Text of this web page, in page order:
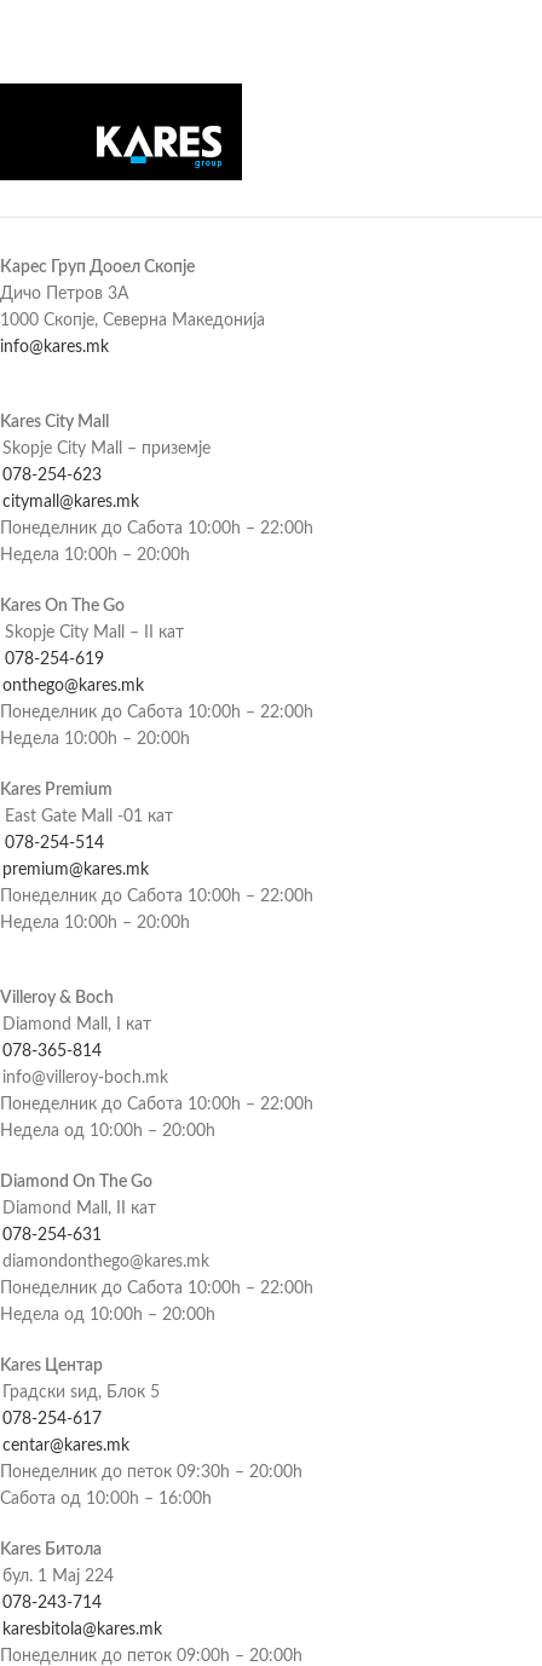
Карес Груп Дооел Скопје
Дичо Петров 3А
1000 Скопје, Северна Македонија
info@kares.mk
Kares City Mall
Skopje City Mall – приземје
078-254-623
citymall@kares.mk
Понеделник до Сабота 10:00h – 22:00h
Недела 10:00h – 20:00h
Kares On The Go
Skopje City Mall – II кат
078-254-619
onthego@kares.mk
Понеделник до Сабота 10:00h – 22:00h
Недела 10:00h – 20:00h
Kares Premium
East Gate Mall -01 кат
078-254-514
premium@kares.mk
Понеделник до Сабота 10:00h – 22:00h
Недела 10:00h – 20:00h
Villeroy & Boch
Diamond Mall, I кат
078-365-814
info@villeroy-boch.mk
Понеделник до Сабота 10:00h – 22:00h
Недела од 10:00h – 20:00h
Diamond On The Go
Diamond Mall, II кат
078-254-631
diamondonthego@kares.mk
Понеделник до Сабота 10:00h – 22:00h
Недела од 10:00h – 20:00h
Kares Центар
Градски ѕид, Блок 5
078-254-617
centar@kares.mk
Понеделник до петок 09:30h – 20:00h
Сабота од 10:00h – 16:00h
Kares Битола
бул. 1 Мај 224
078-243-714
karesbitola@kares.mk
Понеделник до петок 09:00h – 20:00h